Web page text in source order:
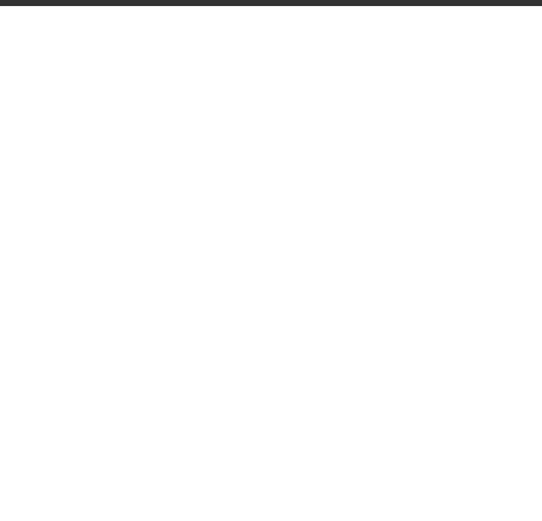
A Centerlab é uma distribuidora que atua no